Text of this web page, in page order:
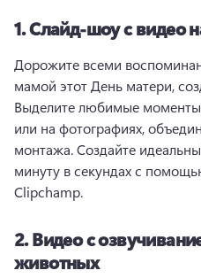
1.Слайд-шоу с видео
Дорожите всеми
мамой этот День матери,
Выделите любимые
или на фотографиях,
монтажа. Создайте
минуту в секундах с
Clipchamp.
2.Видео с
животных